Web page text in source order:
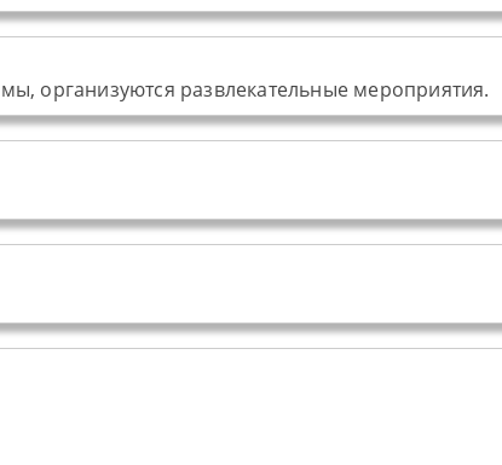
организуются развлекательные мероприятия.